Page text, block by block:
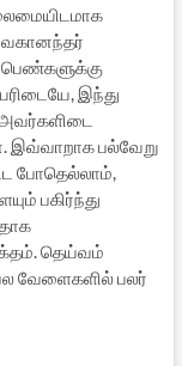
இந்து
இவ்வாறாக பல்வேறு
போதெல்லாம்,
பகிர்ந்து
தெய்வம்
வேளைகளில் பலர்